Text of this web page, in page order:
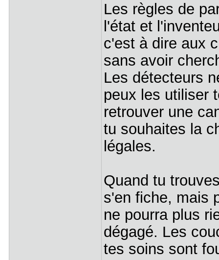
Les règles de
l'état et
c'est à dire aux
sans avoir
Les détecteurs
peux les utiliser
retrouver une
tu souhaites la
légales.
Quand tu
s'en fiche, mais
ne pourra plus
dégagé. Les
tes soins sont